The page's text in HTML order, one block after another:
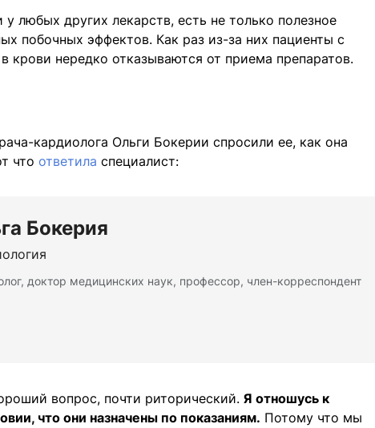
любых других лекарств, есть не только полезное
побочных эффектов. Как раз из-за них пациенты с
крови нередко отказываются от приема препаратов.
кардиолога Ольги Бокерии спросили ее, как она
что ответила специалист:
Бокерия
доктор медицинских наук, профессор, член-корреспондент
вопрос, почти риторический. Я отношусь к
что они назначены по показаниям. Потому что мы